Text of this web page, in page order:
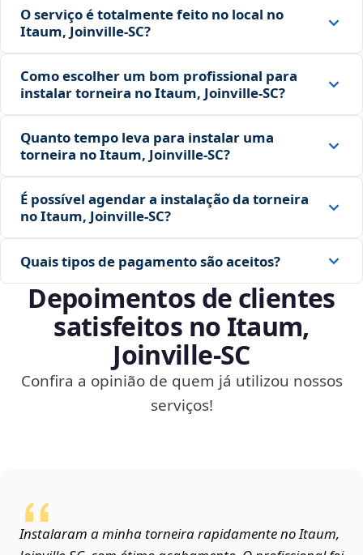
O serviço é totalmente feito no local no
Itaum, Joinville‑SC?
Como escolher um bom profissional para
instalar torneira no Itaum, Joinville‑SC?
Quanto tempo leva para instalar uma
torneira no Itaum, Joinville‑SC?
É possível agendar a instalação da torneira
no Itaum, Joinville‑SC?
Quais tipos de pagamento são aceitos?
Depoimentos de clientes
satisfeitos no Itaum,
Joinville‑SC
Confira a opinião de quem já utilizou nossos
serviços!
Instalaram a minha torneira rapidamente no Itaum,